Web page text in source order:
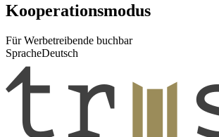
Kooperationsmodus
Für Werbetreibende buchbar
SpracheDeutsch